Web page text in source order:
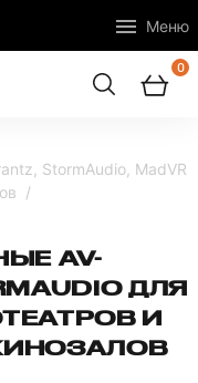
Меню
0
StormAudio, MadVR
AV-
ДЛЯ
И